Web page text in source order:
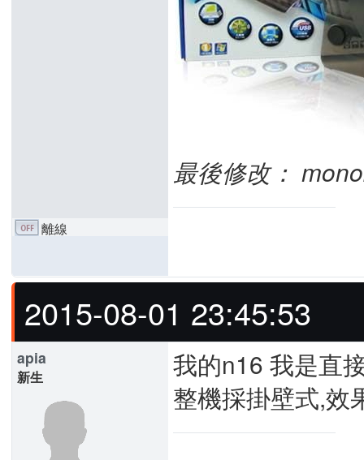
最後修改：
離線
2015-08-01 23:45:53
apia
新生
我的n16 我是直
整機採掛壁式,效